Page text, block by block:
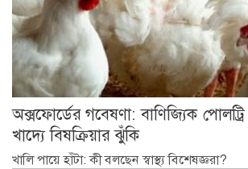
অক্সফোর্ডের গবেষণা: বাণিজ্যিক
খাদ্যে বিষক্রিয়ার ঝুঁকি
খালি পায়ে হাঁটা: কী বলছেন স্বাস্থ্য বিশেষজ্ঞরা?